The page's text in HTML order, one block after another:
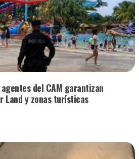
del CAM garantizan
Land y zonas turísticas